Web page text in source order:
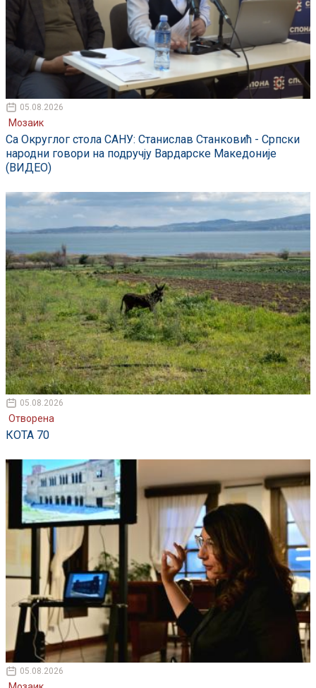
05.08.2026
Мозаик
Са Округлог стола САНУ: Станислав Станковић - Српски
народни говори на подручју Вардарске Македоније
(ВИДЕО)
05.08.2026
Отворена
КОТА 70
05.08.2026